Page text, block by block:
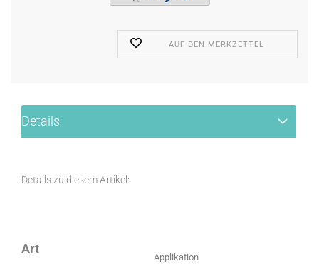
AUF DEN MERKZETTEL
Details
Details zu diesem Artikel:
Art
Applikation